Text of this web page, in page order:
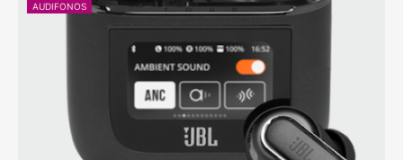
AUDIFONOS